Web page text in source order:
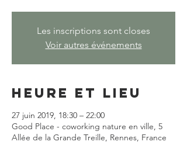
Les inscriptions sont closes
Voir autres événements
Heure et lieu
27 juin 2019, 18:30 – 22:00
Good Place - coworking nature en ville, 5
Allée de la Grande Treille, Rennes, France